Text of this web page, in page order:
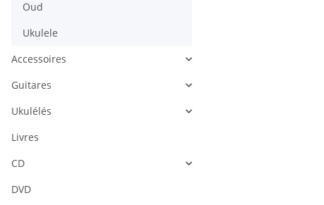
Oud
Ukulele
Accessoires
Guitares
Ukulélés
Livres
CD
DVD